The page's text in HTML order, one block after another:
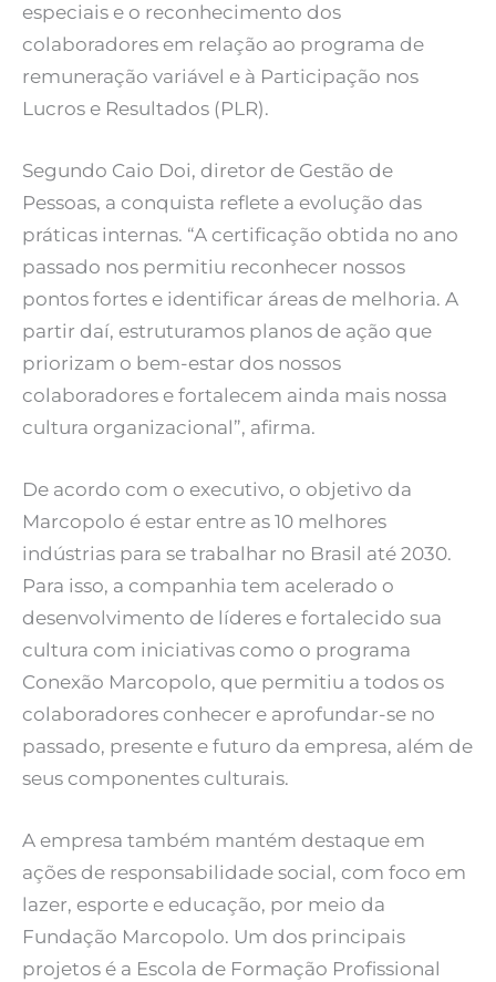
especiais e o reconhecimento dos
colaboradores em relação ao programa de
remuneração variável e à Participação nos
Lucros e Resultados (PLR).
Segundo Caio Doi, diretor de Gestão de
Pessoas, a conquista reflete a evolução das
práticas internas. “A certificação obtida no ano
passado nos permitiu reconhecer nossos
pontos fortes e identificar áreas de melhoria. A
partir daí, estruturamos planos de ação que
priorizam o bem-estar dos nossos
colaboradores e fortalecem ainda mais nossa
cultura organizacional”, afirma.
De acordo com o executivo, o objetivo da
Marcopolo é estar entre as 10 melhores
indústrias para se trabalhar no Brasil até 2030.
Para isso, a companhia tem acelerado o
desenvolvimento de líderes e fortalecido sua
cultura com iniciativas como o programa
Conexão Marcopolo, que permitiu a todos os
colaboradores conhecer e aprofundar-se no
passado, presente e futuro da empresa, além de
seus componentes culturais.
A empresa também mantém destaque em
ações de responsabilidade social, com foco em
lazer, esporte e educação, por meio da
Fundação Marcopolo. Um dos principais
projetos é a Escola de Formação Profissional